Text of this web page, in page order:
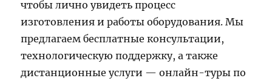
чтобы лично увидеть процесс
изготовления и работы оборудования. Мы
предлагаем бесплатные консультации,
технологическую поддержку, а также
дистанционные услуги — онлайн-туры по